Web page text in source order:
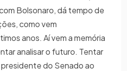
Bolsonaro, dá tempo de
como vem
anos. Aí vem a memória
analisar o futuro. Tentar
do Senado ao